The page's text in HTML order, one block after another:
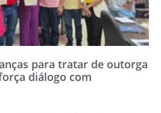
para tratar de outorga
diálogo com